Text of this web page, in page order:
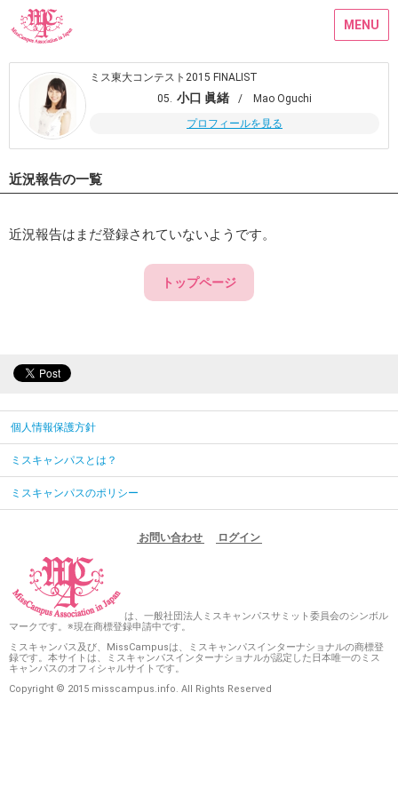
MENU
ミス東大コンテスト2015 FINALIST
05. 小口 眞緒
/ Mao Oguchi
プロフィールを見る
近況報告の一覧
近況報告はまだ登録されていないようです。
トップページ
個人情報保護方針
ミスキャンパスとは？
ミスキャンパスのポリシー
お問い合わせ ログイン
は、一般社団法人ミスキャンパスサミット委員会のシンボル
マークです。※現在商標登録申請中です。
ミスキャンパス及び、MissCampusは、ミスキャンパスインターナショナルの商標登
録です。本サイトは、ミスキャンパスインターナショナルが認定した日本唯一のミス
キャンパスのオフィシャルサイトです。
Copyright © 2015 misscampus.info. All Rights Reserved